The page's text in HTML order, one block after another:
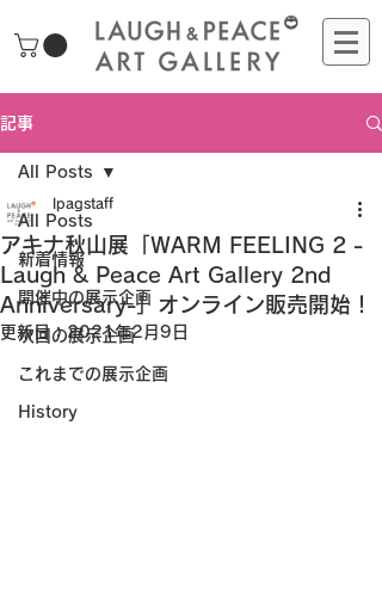
記事
All Posts
新着情報
開催中の展示企画
次回の展示企画
これまでの展示企画
History
All Posts
アキナ秋山展「WARM FEELING 2 -
Laugh & Peace Art Gallery 2nd
Anniversary-」オンライン販売開始！
lpagstaff
更新日：2021年2月9日